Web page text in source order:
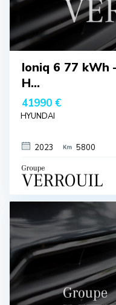
Ioniq 6 77 kWh
H...
41990 €
HYUNDAI
2023 5800